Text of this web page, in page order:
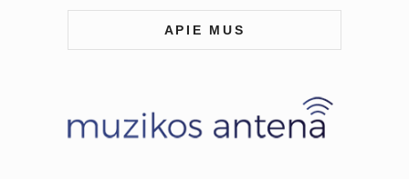
APIE MUS